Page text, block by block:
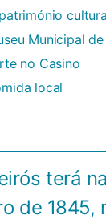
Municipal
no Casino
local
terá
de 1845,